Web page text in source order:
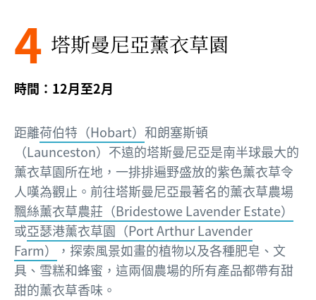
4 塔斯曼尼亞薰衣草園
時間：12月至2月
距離荷伯特（Hobart） 和朗塞斯頓
（Launceston）不遠的塔斯曼尼亞是南半球最大的
薰衣草園所在地，一排排遍野盛放的紫色薰衣草令
人嘆為觀止。前往塔斯曼尼亞最著名的薰衣草農場
飄絲薰衣草農莊（Bridestowe Lavender Estate）
或亞瑟港薰衣草園（Port Arthur Lavender
Farm）
，探索風景如畫的植物以及各種肥皂、文
具、雪糕和蜂蜜，這兩個農場的所有產品都帶有甜
甜的薰衣草香味。